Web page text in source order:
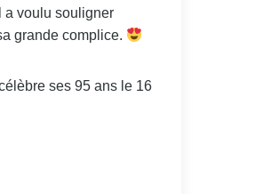
a voulu souligner
grande complice.
ses 95 ans le 16